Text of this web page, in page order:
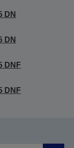
DN
DN
DNF
DNF